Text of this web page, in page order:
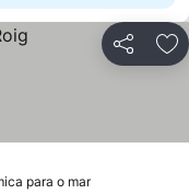
Partilhar
para o mar